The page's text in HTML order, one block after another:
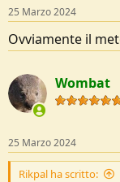
s
:
25 Marzo 2024
Ovviamente il
Wombat
25 Marzo 2024
Rikpal ha scritto: